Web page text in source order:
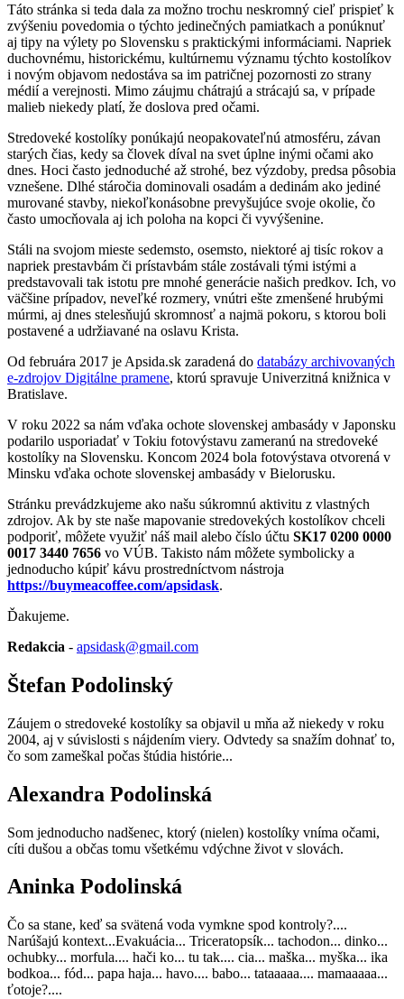
Táto stránka si teda dala za možno trochu neskromný cieľ prispieť k
zvýšeniu povedomia o týchto jedinečných pamiatkach a ponúknuť
aj tipy na výlety po Slovensku s praktickými informáciami. Napriek
duchovnému, historickému, kultúrnemu významu týchto kostolíkov
i novým objavom nedostáva sa im patričnej pozornosti zo strany
médií a verejnosti. Mimo záujmu chátrajú a strácajú sa, v prípade
malieb niekedy platí, že doslova pred očami.
Stredoveké kostolíky ponúkajú neopakovateľnú atmosféru, závan
starých čias, kedy sa človek díval na svet úplne inými očami ako
dnes. Hoci často jednoduché až strohé, bez výzdoby, predsa pôsobia
vznešene. Dlhé stáročia dominovali osadám a dedinám ako jediné
murované stavby, niekoľkonásobne prevyšujúce svoje okolie, čo
často umocňovala aj ich poloha na kopci či vyvýšenine.
Stáli na svojom mieste sedemsto, osemsto, niektoré aj tisíc rokov a
napriek prestavbám či prístavbám stále zostávali tými istými a
predstavovali tak istotu pre mnohé generácie našich predkov. Ich, vo
väčšine prípadov, neveľké rozmery, vnútri ešte zmenšené hrubými
múrmi, aj dnes stelesňujú skromnosť a najmä pokoru, s ktorou boli
postavené a udržiavané na oslavu Krista.
Od februára 2017 je Apsida.sk zaradená do databázy archivovaných
e-zdrojov Digitálne pramene, ktorú spravuje Univerzitná knižnica v
Bratislave.
V roku 2022 sa nám vďaka ochote slovenskej ambasády v Japonsku
podarilo usporiadať v Tokiu fotovýstavu zameranú na stredoveké
kostolíky na Slovensku. Koncom 2024 bola fotovýstava otvorená v
Minsku vďaka ochote slovenskej ambasády v Bielorusku.
Stránku prevádzkujeme ako našu súkromnú aktivitu z vlastných
zdrojov. Ak by ste naše mapovanie stredovekých kostolíkov chceli
podporiť, môžete využiť náš mail alebo číslo účtu SK17 0200 0000
0017 3440 7656 vo VÚB. Takisto nám môžete symbolicky a
jednoducho kúpiť kávu prostredníctvom nástroja
https://buymeacoffee.com/apsidask.
Ďakujeme.
Redakcia - apsidask@gmail.com
Štefan Podolinský
Záujem o stredoveké kostolíky sa objavil u mňa až niekedy v roku
2004, aj v súvislosti s nájdením viery. Odvtedy sa snažím dohnať to,
čo som zameškal počas štúdia histórie...
Alexandra Podolinská
Som jednoducho nadšenec, ktorý (nielen) kostolíky vníma očami,
cíti dušou a občas tomu všetkému vdýchne život v slovách.
Aninka Podolinská
Čo sa stane, keď sa svätená voda vymkne spod kontroly?....
Narúšajú kontext...Evakuácia... Triceratopsík... tachodon... dinko...
ochubky... morfula.... hači ko... tu tak.... cia... maška... myška... ika
bodkoa... fód... papa haja... havo.... babo... tataaaaa.... mamaaaaa...
ťotoje?....